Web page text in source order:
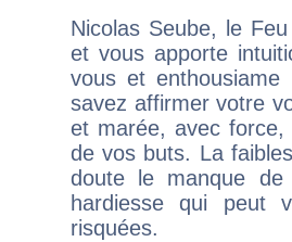
Nicolas Seube, le
et vous apporte
vous et
savez affirmer votre
et marée, avec
de vos buts. La
doute le manque
hardiesse qui peut
risquées.